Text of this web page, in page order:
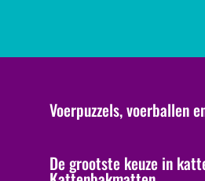
Voerpuzzels, voerballen
De grootste keuze in